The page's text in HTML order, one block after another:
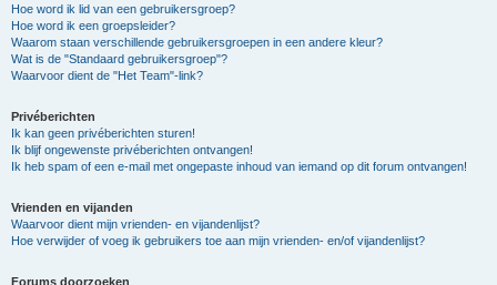
Hoe word ik lid van een gebruikersgroep?
Hoe word ik een groepsleider?
Waarom staan verschillende gebruikersgroepen in een andere kleur?
Wat is de "Standaard gebruikersgroep"?
Waarvoor dient de "Het Team"-link?
Privéberichten
Ik kan geen privéberichten sturen!
Ik blijf ongewenste privéberichten ontvangen!
Ik heb spam of een e-mail met ongepaste inhoud van iemand op dit forum ontvangen!
Vrienden en vijanden
Waarvoor dient mijn vrienden- en vijandenlijst?
Hoe verwijder of voeg ik gebruikers toe aan mijn vrienden- en/of vijandenlijst?
Forums doorzoeken